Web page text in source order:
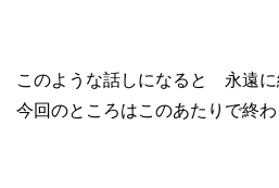
このような話しになると 永遠
今回のところはこのあたりで終わ